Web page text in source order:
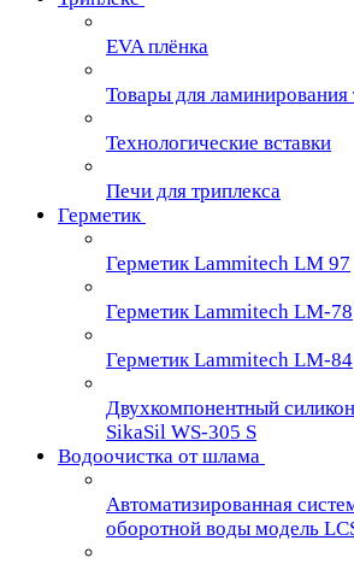
EVA плёнка
Товары для ламинирования
Технологические вставки
Печи для триплекса
Герметик
Герметик Lammitech LM 97
Герметик Lammitech LM-78
Герметик Lammitech LM-84
Двухкомпонентный
SikaSil WS-305 S
Водоочистка от шлама
Автоматизированная
оборотной воды модель